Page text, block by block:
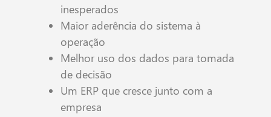
inesperados
Maior aderência do sistema à
operação
Melhor uso dos dados para tomada
de decisão
Um ERP que cresce junto com a
empresa